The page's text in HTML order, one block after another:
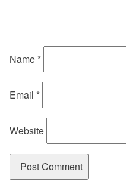
Name *
Email *
Website